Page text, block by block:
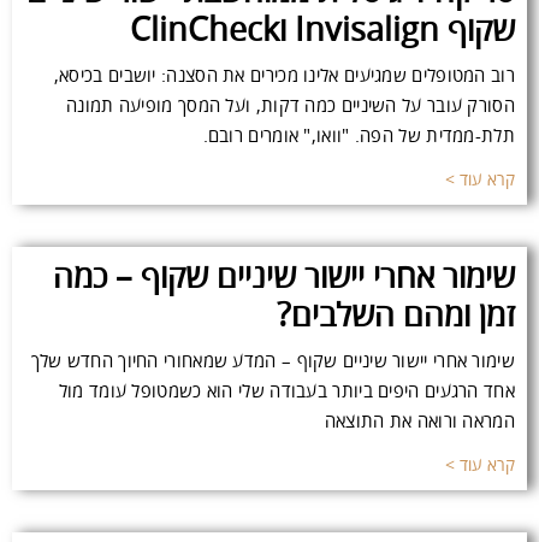
שקוף Invisalign וClinCheck
רוב המטופלים שמגיעים אלינו מכירים את הסצנה: יושבים בכיסא,
הסורק עובר על השיניים כמה דקות, ועל המסך מופיעה תמונה
תלת-ממדית של הפה. "וואו," אומרים רובם.
קרא עוד >
שימור אחרי יישור שיניים שקוף – כמה
זמן ומהם השלבים?
שימור אחרי יישור שיניים שקוף – המדע שמאחורי החיוך החדש שלך
אחד הרגעים היפים ביותר בעבודה שלי הוא כשמטופל עומד מול
המראה ורואה את התוצאה
קרא עוד >